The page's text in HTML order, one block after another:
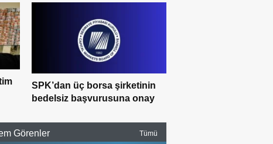
SPK’dan üç borsa şirketinin
bedelsiz başvurusuna onay
Görenler Tümü